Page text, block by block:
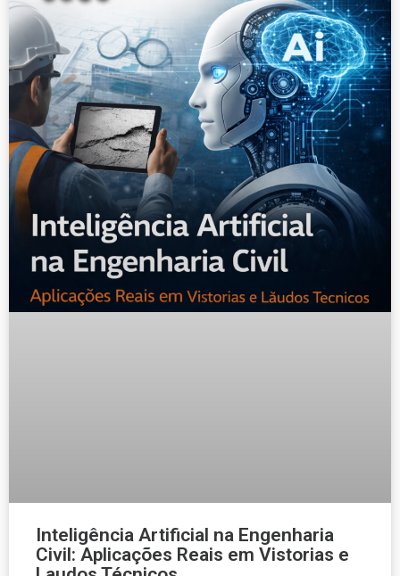
Inteligência Artificial na Engenharia
Civil: Aplicações Reais em Vistorias e